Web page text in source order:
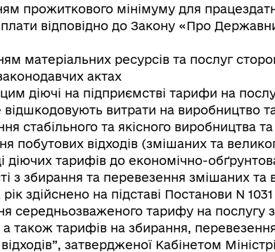
прожиткового мінімуму для
плати відповідно до Закону «Про
матеріальних ресурсів та послуг
актах
цим діючі на підприємстві тарифи на
відшкодовують витрати на виробництво
стабільного та якісного виробництва
побутових відходів (змішаних та
діючих тарифів до економічно-
з збирання та перевезення змішаних
рік здійснено на підставі Постанови N
середньозваженого тарифу на послугу
а також тарифів на збирання,
затвердженої Кабінетом